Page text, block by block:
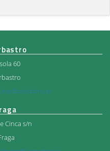
60
Cinca s/n